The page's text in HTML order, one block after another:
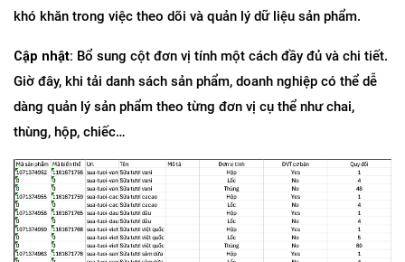
khó khăn trong việc theo dõi và quản lý dữ liệu sản phẩm.
Cập nhật: Bổ sung cột đơn vị tính một cách đầy đủ và chi tiết.
Giờ đây, khi tải danh sách sản phẩm, doanh nghiệp có thể dễ
dàng quản lý sản phẩm theo từng đơn vị cụ thể như chai,
thùng, hộp, chiếc…